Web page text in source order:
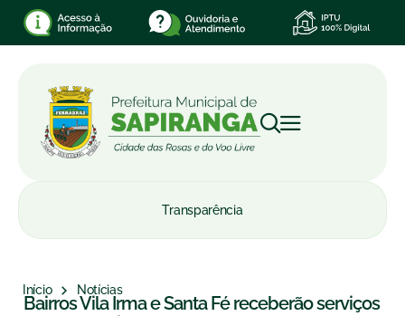
Transparência
Início Notícias
Bairros Vila Irma e Santa Fé receberão serviços